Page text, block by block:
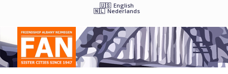
English
Nederlands